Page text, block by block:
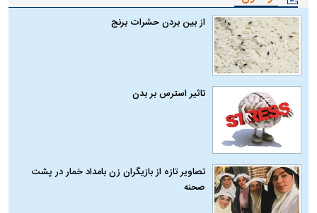
از بین بردن حشرات برنج
تاثیر استرس بر بدن
تصاویر تازه از بازیگران زن بامداد خمار در پشت
صحنه